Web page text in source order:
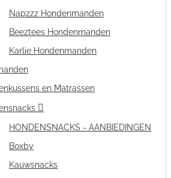
Napzzz Hondenmanden
Beeztees Hondenmanden
Karlie Hondenmanden
en Matrassen
HONDENSNACKS - AANBIEDINGEN
Boxby
Kauwsnacks